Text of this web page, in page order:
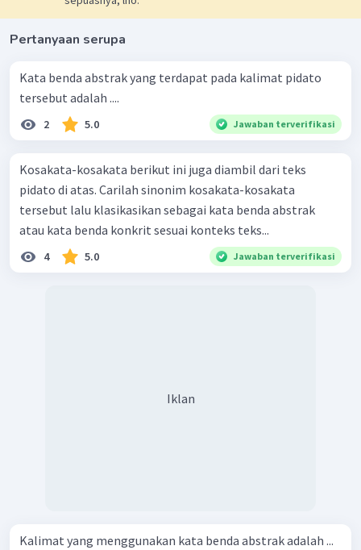
Pertanyaan serupa
Kata benda abstrak yang terdapat pada kalimat pidato
tersebut adalah ....
2 5.0 Jawaban terverifikasi
Kosakata-kosakata berikut ini juga diambil dari teks
pidato di atas. Carilah sinonim kosakata-kosakata
tersebut lalu klasikasikan sebagai kata benda abstrak
atau kata benda konkrit sesuai konteks teks...
4 5.0 Jawaban terverifikasi
Iklan
Kalimat yang menggunakan kata benda abstrak adalah ...